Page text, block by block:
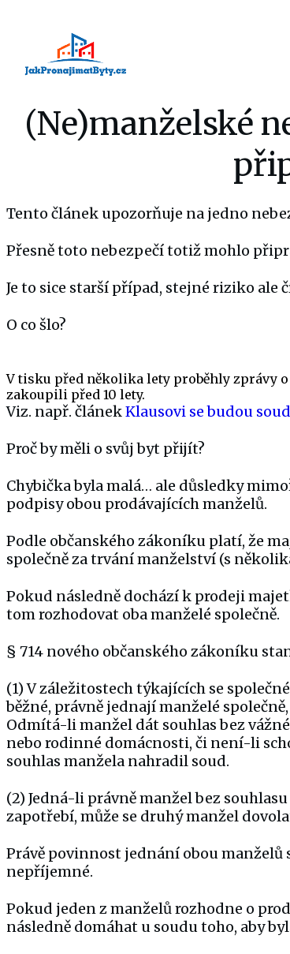
(Ne)manželské
Tento článek upozorňuje na jedno
Přesně toto nebezpečí totiž mohlo
Je to sice starší případ, stejné riziko ale
O co šlo?
V tisku před několika lety proběhly zprávy
zakoupili před 10 lety.
Viz. např. článekKlausovi se budou
Proč by měli o svůj byt přijít?
Chybička byla malá… ale důsledky
podpisy obou prodávajících manželů.
Podle občanského zákoníku platí, že
společně za trvání manželství (s
Pokud následně dochází k prodeji
tom rozhodovat oba manželé společně.
§ 714 nového občanského zákoníku
(1) V záležitostech týkajících se
běžné, právně jednají manželé
Odmítá-li manžel dát souhlas bez
nebo rodinné domácnosti, či není-li
souhlas manžela nahradil soud.
(2) Jedná-li právně manžel bez
zapotřebí, může se druhý manžel
Právě povinnost jednání obou
nepříjemné.
Pokud jeden z manželů rozhodne o
následně domáhat u soudu toho, aby